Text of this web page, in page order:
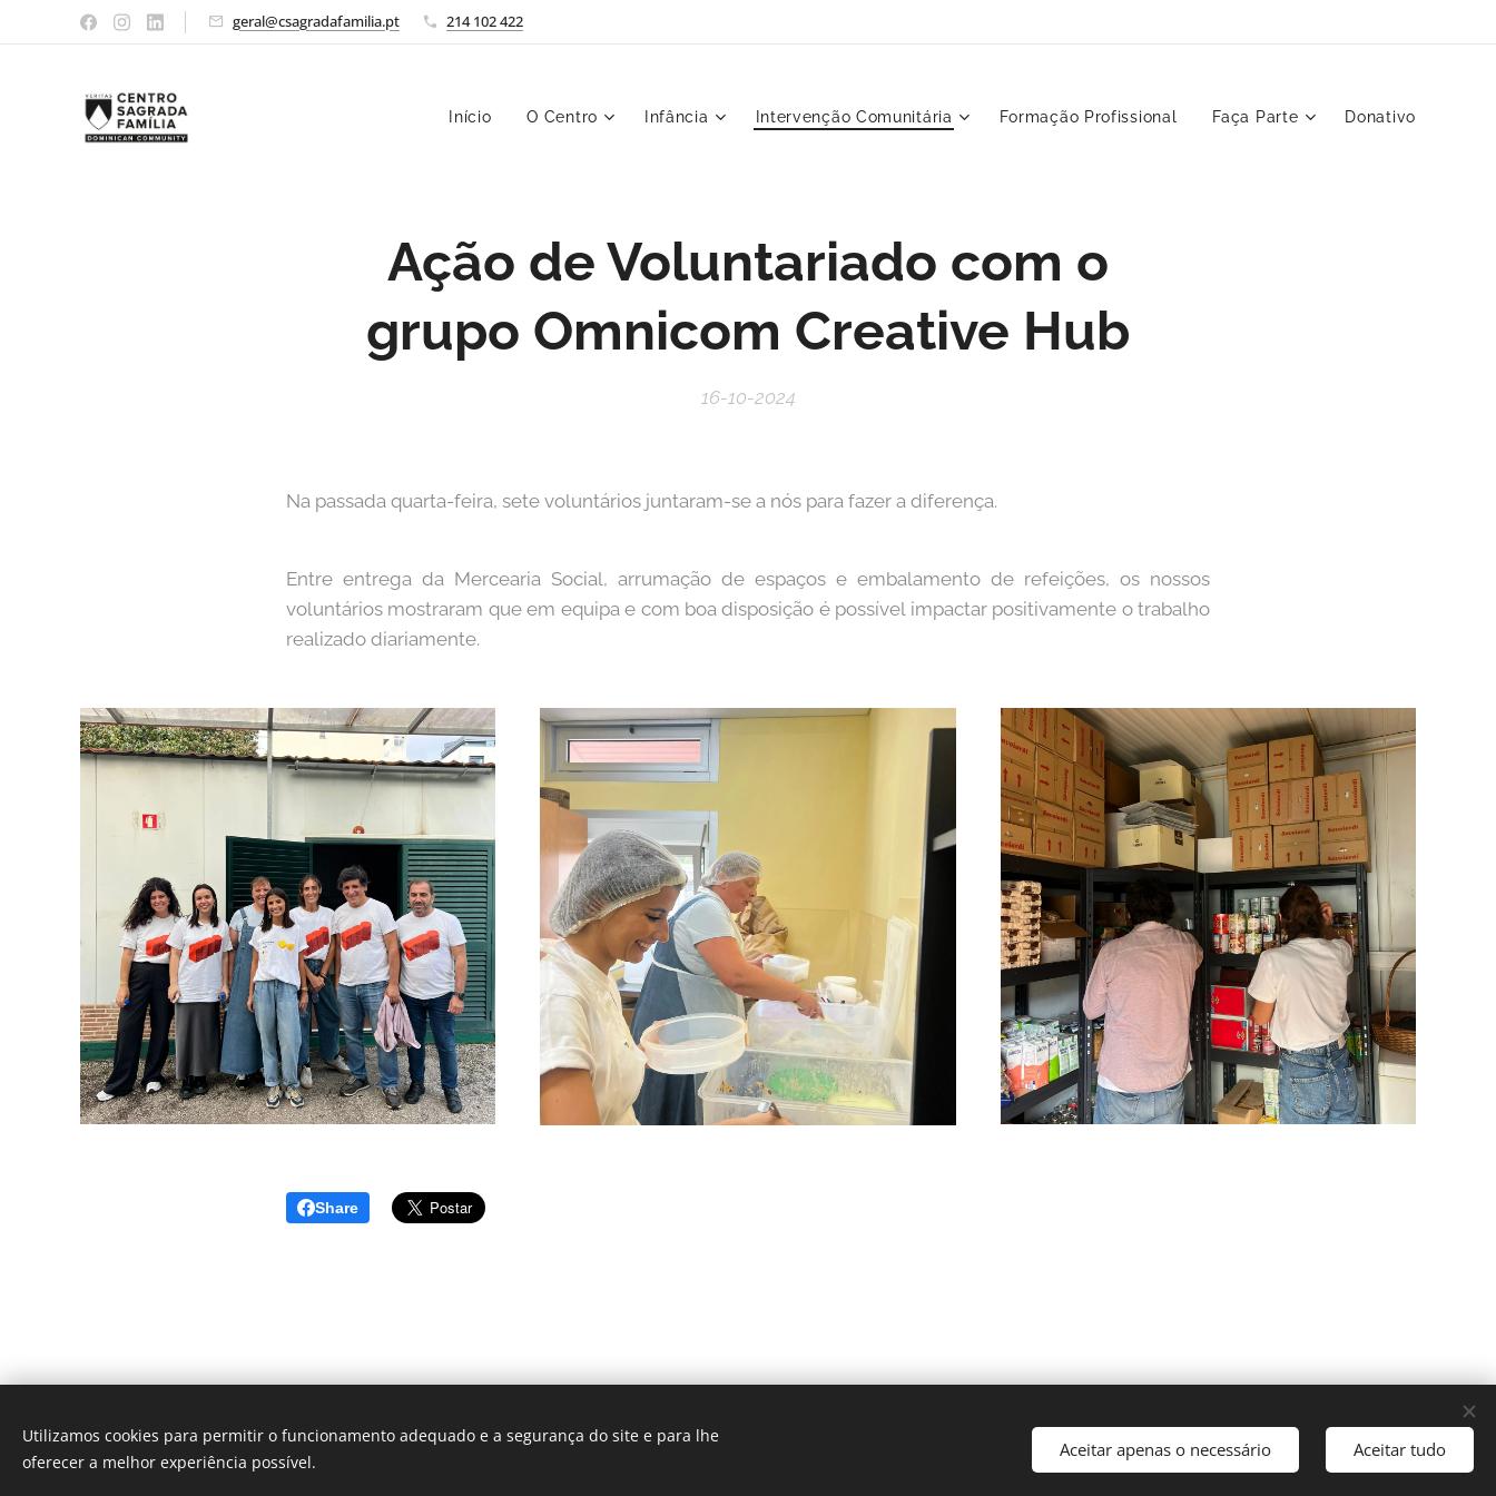
geral@csagradafamilia.pt 214 102 422
Início O Centro Infância Intervenção Comunitária Formação Profissional Faça Parte Donativo
Ação de Voluntariado com o
grupo Omnicom Creative Hub
16-10-2024
Na passada quarta-feira, sete voluntários juntaram-se a nós para fazer a diferença.
Entre entrega da Mercearia Social, arrumação de espaços e embalamento de refeições, os nossos
voluntários mostraram que em equipa e com boa disposição é possível impactar positivamente o trabalho
realizado diariamente.
Share
© 2025 Centro Sagrada Família | Todos os direitos reservados.
Utilizamos cookies para permitir o funcionamento adequado e a segurança do site e para lhe
oferecer a melhor experiência possível.
Aceitar apenas o necessário Aceitar tudo